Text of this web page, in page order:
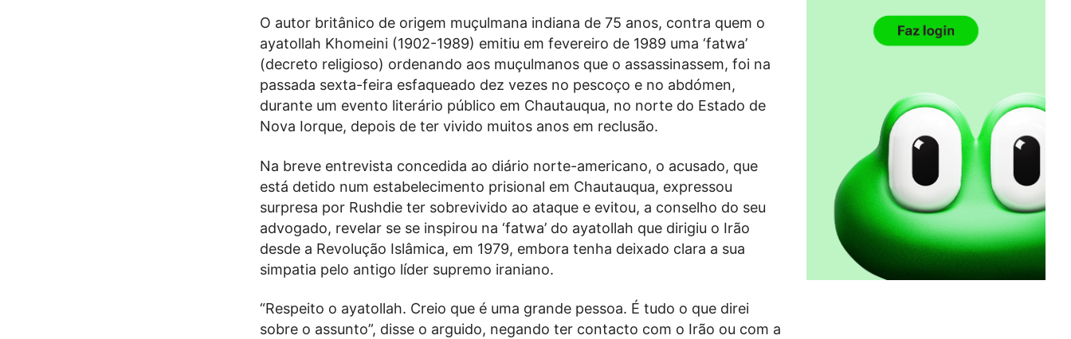
O autor britânico de origem muçulmana indiana de 75 anos, contra quem o
ayatollah Khomeini (1902-1989) emitiu em fevereiro de 1989 uma ‘fatwa’
(decreto religioso) ordenando aos muçulmanos que o assassinassem, foi na
passada sexta-feira esfaqueado dez vezes no pescoço e no abdómen,
durante um evento literário público em Chautauqua, no norte do Estado de
Nova Iorque, depois de ter vivido muitos anos em reclusão.
Na breve entrevista concedida ao diário norte-americano, o acusado, que
está detido num estabelecimento prisional em Chautauqua, expressou
surpresa por Rushdie ter sobrevivido ao ataque e evitou, a conselho do seu
advogado, revelar se se inspirou na ‘fatwa’ do ayatollah que dirigiu o Irão
desde a Revolução Islâmica, em 1979, embora tenha deixado clara a sua
simpatia pelo antigo líder supremo iraniano.
“Respeito o ayatollah. Creio que é uma grande pessoa. É tudo o que direi
sobre o assunto”, disse o arguido, negando ter contacto com o Irão ou com a